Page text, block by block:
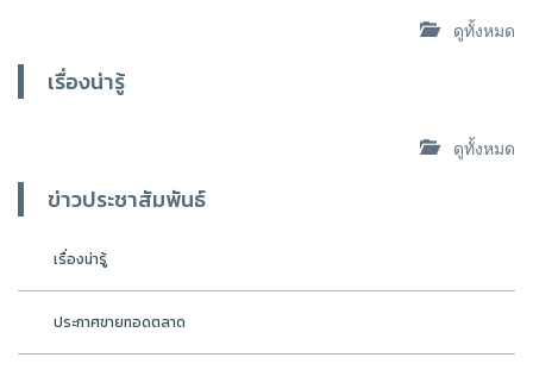
ดูทั้งหมด
เรื่องน่ารู้
ดูทั้งหมด
ข่าวประชาสัมพันธ์
เรื่องน่ารู้
ประกาศขายทอดตลาด